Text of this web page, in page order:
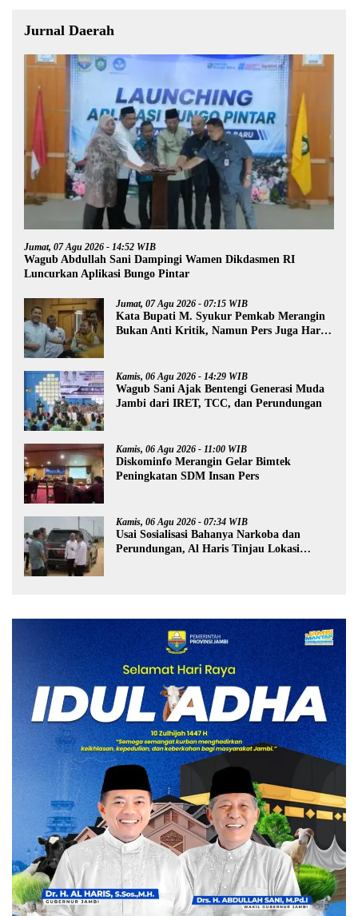
Jurnal Daerah
Jumat, 07 Agu 2026 - 14:52 WIB
Wagub Abdullah Sani Dampingi Wamen Dikdasmen RI
Luncurkan Aplikasi Bungo Pintar
Jumat, 07 Agu 2026 - 07:15 WIB
Kata Bupati M. Syukur Pemkab Merangin
Bukan Anti Kritik, Namun Pers Juga Harus
Kamis, 06 Agu 2026 - 14:29 WIB
Wagub Sani Ajak Bentengi Generasi Muda
Jambi dari IRET, TCC, dan Perundungan
Kamis, 06 Agu 2026 - 11:00 WIB
Diskominfo Merangin Gelar Bimtek
Peningkatan SDM Insan Pers
Kamis, 06 Agu 2026 - 07:34 WIB
Usai Sosialisasi Bahanya Narkoba dan
Perundungan, Al Haris Tinjau Lokasi